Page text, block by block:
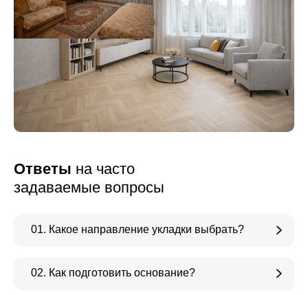
Ответы на часто
задаваемые вопросы
01. Какое направление укладки выбрать?
02. Как подготовить основание?